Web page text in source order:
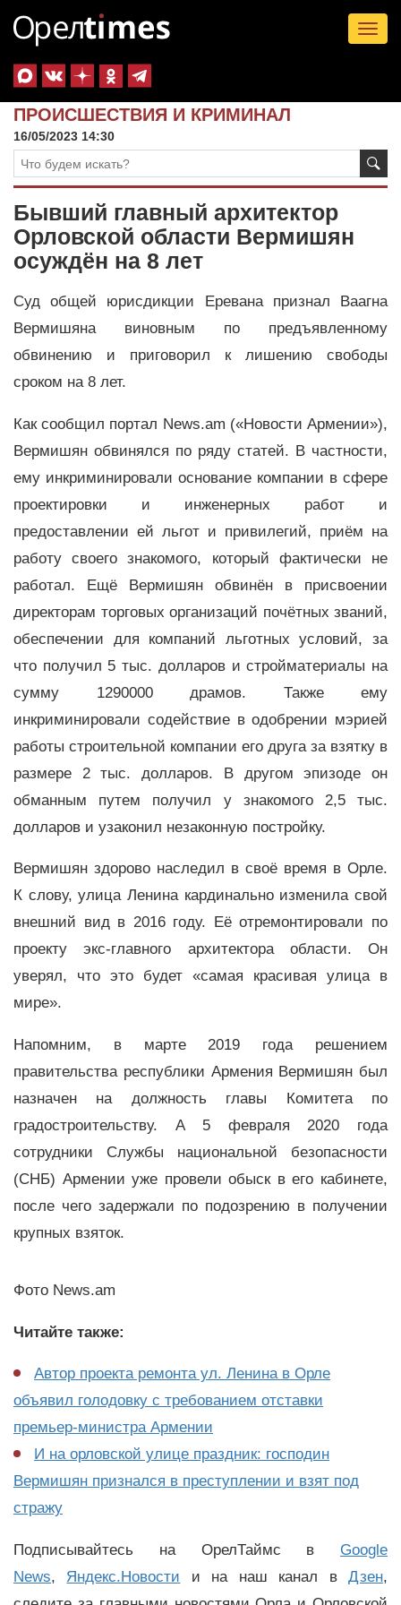
ПРОИСШЕСТВИЯ И КРИМИНАЛ
16/05/2023 14:30
Бывший главный архитектор
Орловской области Вермишян
осуждён на 8 лет
Суд общей юрисдикции Еревана признал Ваагна
Вермишяна виновным по предъявленному
обвинению и приговорил к лишению свободы
сроком на 8 лет.
Как сообщил портал News.am («Новости Армении»),
Вермишян обвинялся по ряду статей. В частности,
ему инкриминировали основание компании в сфере
проектировки и инженерных работ и
предоставлении ей льгот и привилегий, приём на
работу своего знакомого, который фактически не
работал. Ещё Вермишян обвинён в присвоении
директорам торговых организаций почётных званий,
обеспечении для компаний льготных условий, за
что получил 5 тыс. долларов и стройматериалы на
сумму 1290000 драмов. Также ему
инкриминировали содействие в одобрении мэрией
работы строительной компании его друга за взятку в
размере 2 тыс. долларов. В другом эпизоде он
обманным путем получил у знакомого 2,5 тыс.
долларов и узаконил незаконную постройку.
Вермишян здорово наследил в своё время в Орле.
К слову, улица Ленина кардинально изменила свой
внешний вид в 2016 году. Её отремонтировали по
проекту экс-главного архитектора области. Он
уверял, что это будет «самая красивая улица в
мире».
Напомним, в марте 2019 года решением
правительства республики Армения Вермишян был
назначен на должность главы Комитета по
градостроительству. А 5 февраля 2020 года
сотрудники Службы национальной безопасности
(СНБ) Армении уже провели обыск в его кабинете,
после чего задержали по подозрению в получении
крупных взяток.
Фото News.am
Читайте также:
Автор проекта ремонта ул. Ленина в Орле
объявил голодовку с требованием отставки
премьер-министра Армении
И на орловской улице праздник: господин
Вермишян признался в преступлении и взят под
стражу
Подписывайтесь на ОрелТаймс в Google
News, Яндекс.Новости и на наш канал вДзен,